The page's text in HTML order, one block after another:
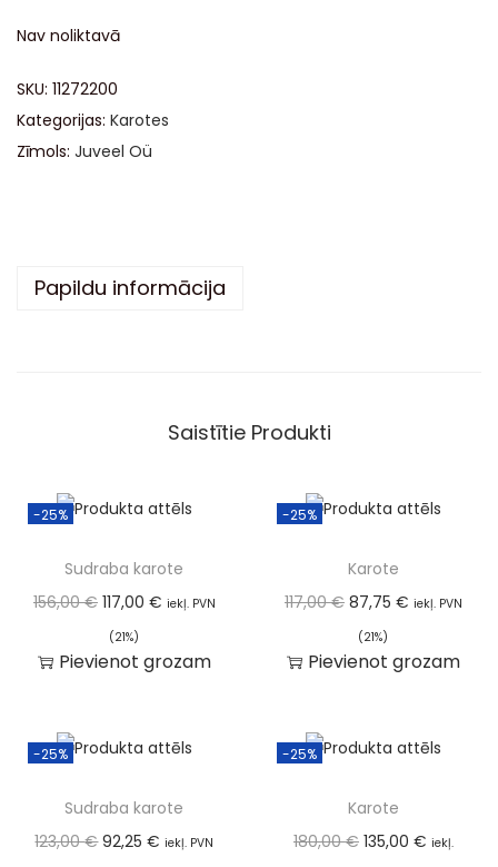
Nav noliktavā
SKU: 11272200
Kategorijas: Karotes
Zīmols: Juveel Oü
Papildu informācija
Saistītie Produkti
-25%
Sudraba karote
156,00€ 117,00 € iekļ. PVN
(21%)
Pievienot grozam
-25%
Karote
117,00€ 87,75 € iekļ. PVN
(21%)
Pievienot grozam
-25%
Sudraba karote
123,00€ 92,25€ iekļ. PVN
-25%
Karote
180,00€ 135,00 € iekļ.